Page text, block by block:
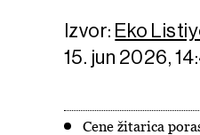
Izvor: Eko
15. jun 2026,
Cene žitarica